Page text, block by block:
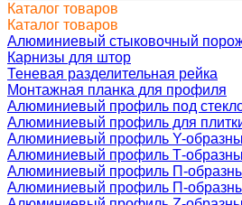
Каталог товаров
Каталог товаров
Алюминиевый стыковочный
Карнизы для штор
Теневая разделительная рейка
Монтажная планка для профиля
Алюминиевый профиль под
Алюминиевый профиль для
Алюминиевый профиль Y-
Алюминиевый профиль Т-
Алюминиевый профиль П-
Алюминиевый профиль П-